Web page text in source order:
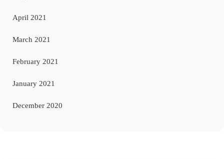
April 2021
March 2021
February 2021
January 2021
December 2020